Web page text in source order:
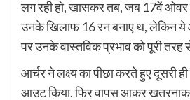
लग रही हो, खासकर तब, जब 17वें ओवर
उनके खिलाफ 16 रन बनाए थ, लेकिन ये
पर उनके वास्तविक प्रभाव को पूरी तरह
आर्चर ने लक्ष्य का पीछा करते हुए दूसरी
आउट किया. फिर वापस आकर